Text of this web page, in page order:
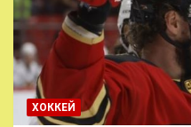
ХОККЕЙ